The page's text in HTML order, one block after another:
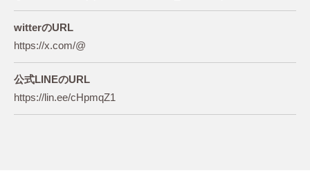
witterのURL
https://x.com/@
公式LINEのURL
https://lin.ee/cHpmqZ1